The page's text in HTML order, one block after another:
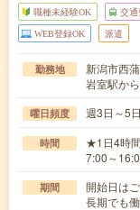
職種未経験OK 交通
WEB登録OK 派遣
勤務地
新潟市西
岩室駅か
曜日頻度 週3日～5
時間
★1日4時
7:00～
期間
開始日は
長期でも